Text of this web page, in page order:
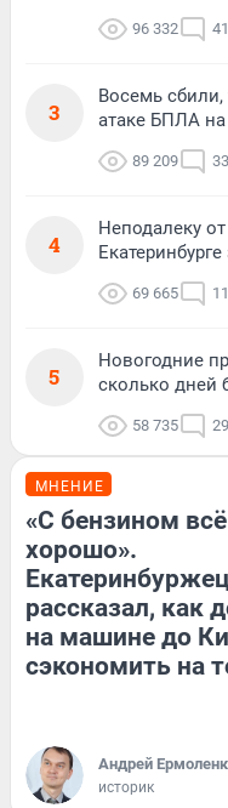
96 332 41
3
Восемь сбили,
атаке БПЛА на
89 209
4
Неподалеку
69 665
5
Новогодние
сколько дней
58 735 29
МНЕНИЕ
«С бензином всё
хорошо».
рассказал, как
на машине до
сэкономить на
Андрей
историк